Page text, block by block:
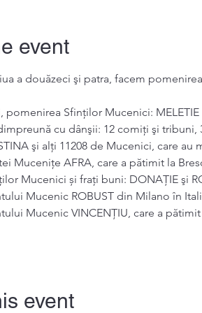
event
a douăzeci şi patra, facem
pomenirea Sfinților Mucenici:
cu dânşii: 12 comiţi şi tribuni,
şi alți 11208 de Mucenici, care
Mucenițe AFRA, care a pătimit la
Mucenici și frați buni: DONAŢIE şi
Mucenic ROBUST din Milano în
Mucenic VINCENŢIU, care a
event